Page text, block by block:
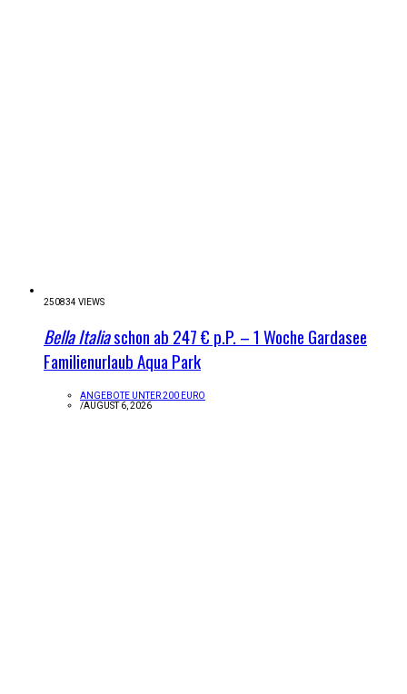
250834 VIEWS
Bella Italiaschon ab 247 € p.P. – 1 Woche Gardasee
Familienurlaub Aqua Park
ANGEBOTE UNTER 200 EURO
/AUGUST 6, 2026